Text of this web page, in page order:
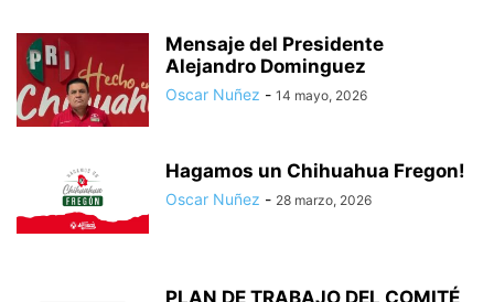
Mensaje del Presidente
Alejandro Dominguez
Oscar Nuñez - 14 mayo, 2026
Hagamos un Chihuahua Fregon!
Oscar Nuñez - 28 marzo, 2026
PLAN DE TRABAJO DEL COMITÉ